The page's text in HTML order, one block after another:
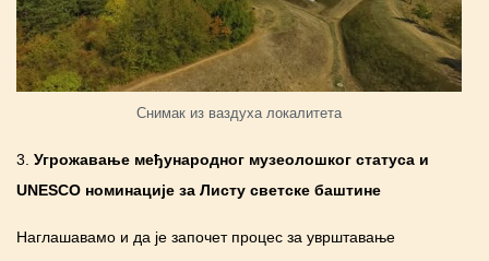
Снимак из ваздуха локалитета
3. Угрожавање међународног музеолошког статуса и
UNESCO номинације за Листу светске баштине
Наглашавамо и да је започет процес за уврштавање